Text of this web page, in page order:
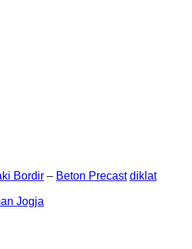
Bordir – Beton Precast diklat
Jogja